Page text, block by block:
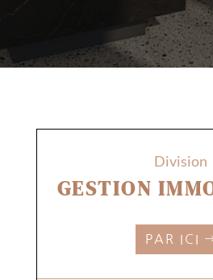
Division
GESTION
PAR ICI